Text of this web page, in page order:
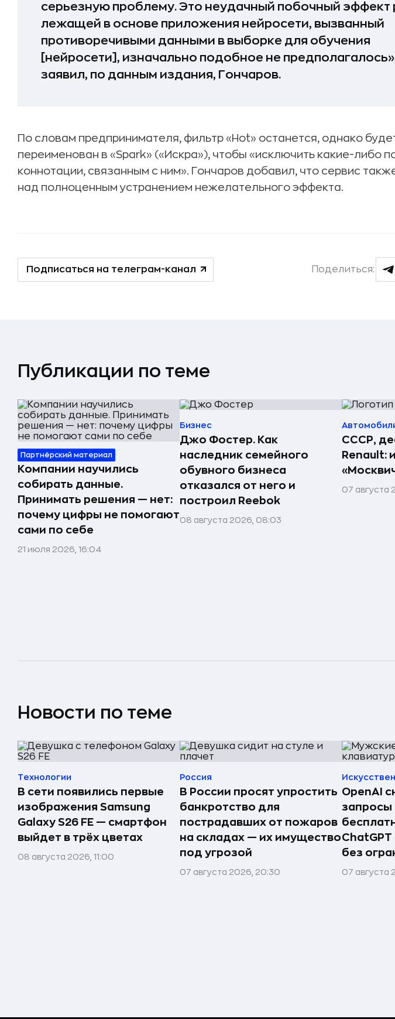
серьезную проблему. Это неудачный побочный эффект
лежащей в основе приложения нейросети, вызванный
противоречивыми данными в выборке для обучения
[нейросети], изначально подобное не
заявил, по данным издания, Гончаров.
По словам предпринимателя, фильтр «Hot» останется, однако
переименован в «Spark» («Искра»), чтобы «исключить какие-либо
коннотации, связанным с ним». Гончаров добавил, что сервис
над полноценным устранением нежелательного эффекта.
Подписаться на телеграм-канал Поделиться:
Публикации по теме
Партнёрский материал
Компании научились
собирать данные.
Принимать решения — нет:
почему цифры не помогают
сами по себе
21 июля 2026, 16:04
Бизнес
Джо Фостер. Как
наследник семейного
обувного бизнеса
отказался от него и
построил Reebok
08 августа 2026, 08:03
СССР,
Renault:
07 августа
Новости по теме
Технологии
В сети появились первые
изображения Samsung
Galaxy S26 FE — смартфон
выйдет в трёх цветах
08 августа 2026, 11:00
Россия
В России просят упростить
банкротство для
пострадавших от пожаров
на складах — их имущество
под угрозой
07 августа 2026, 20:30
OpenAI
запросы
без
07 августа